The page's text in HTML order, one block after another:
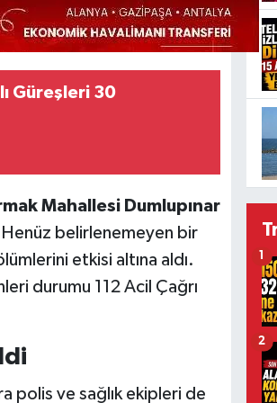
Güreşleri 30
Mahallesi Dumlupınar
belirlenemeyen bir
etkisi altına aldı.
durumu 112 Acil Çağrı
polis ve sağlık ekipleri de
1
2